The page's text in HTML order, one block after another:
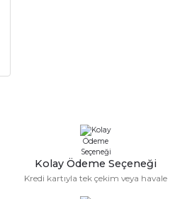
Kolay Ödeme Seçeneği
Kredi kartıyla tek çekim veya havale